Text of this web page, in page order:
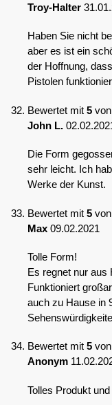
Troy-Halter
Haben Sie nicht
aber es ist ein
der Hoffnung,
Pistolen
Bewertet mit 5
John L.
Die Form
sehr leicht. Ich
Werke der Kunst.
Bewertet mit 5
Max 09.02.2021
Tolle Form!
Es regnet nur aus
Funktioniert
auch zu Hause in
Bewertet mit 5
Anonym
Tolles Produkt